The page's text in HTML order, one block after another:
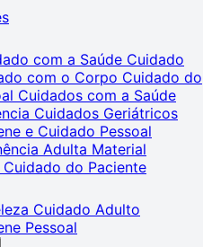
com a Saúde Cuidado
com o Corpo Cuidado do
Cuidados com a Saúde
Cuidados Geriátricos
e Cuidado Pessoal
Adulta Material
do Paciente
Cuidado Adulto
Pessoal